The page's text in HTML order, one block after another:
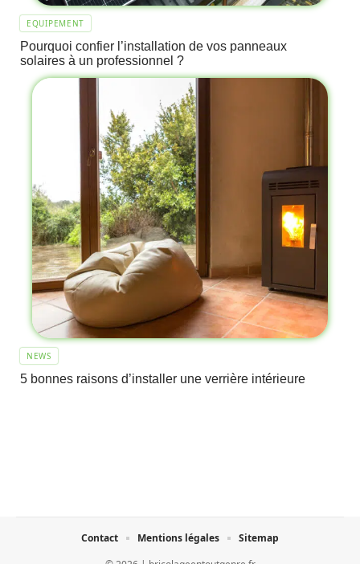
EQUIPEMENT
Pourquoi confier l’installation de vos panneaux
solaires à un professionnel ?
NEWS
5 bonnes raisons d’installer une verrière intérieure
Contact Mentions légales Sitemap